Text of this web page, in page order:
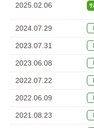
2025.02.06
2024.07.29
2023.07.31
2023.06.08
2022.07.22
2022.06.09
2021.08.23